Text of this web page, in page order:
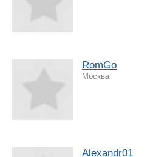
RomGo
Москва
Alexandr01